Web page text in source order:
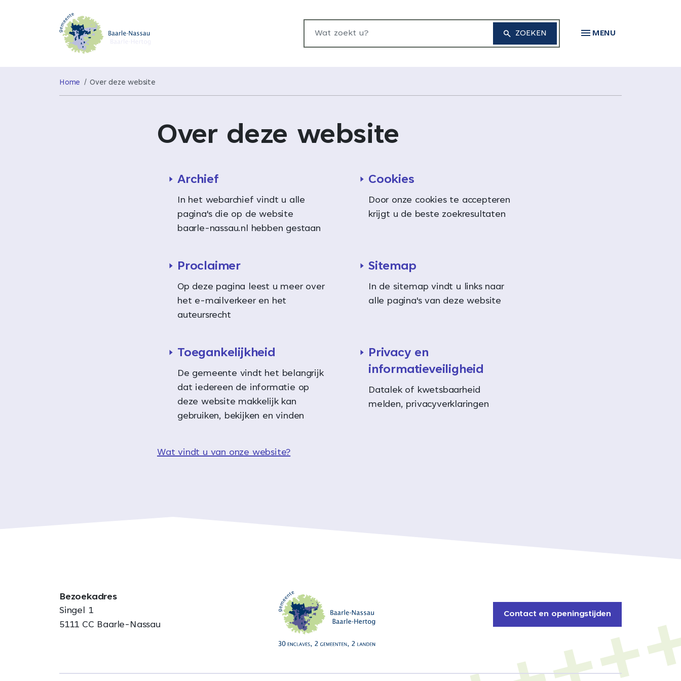
Wat zoekt u? MENU
Home Over deze website
Over deze website
Archief
In het webarchief vindt u alle
pagina's die op de website
baarle-nassau.nl hebben gestaan
Cookies
Door onze cookies te accepteren
krijgt u de beste zoekresultaten
Proclaimer
Op deze pagina leest u meer over
het e-mailverkeer en het
auteursrecht
Sitemap
In de sitemap vindt u links naar
alle pagina's van deze website
Toegankelijkheid
De gemeente vindt het belangrijk
dat iedereen de informatie op
deze website makkelijk kan
gebruiken, bekijken en vinden
Privacy en
informatieveiligheid
Datalek of kwetsbaarheid
melden, privacyverklaringen
Wat vindt u van onze website?
Bezoekadres
Singel 1
5111 CC Baarle-Nassau
Contact en openingstijden